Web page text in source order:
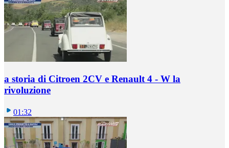
a storia di Citroen 2CV e Renault 4 - W la
rivoluzione
01:32